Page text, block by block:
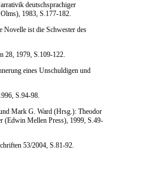
deutschsprachiger
1983, S.177-182.
Novelle ist die Schwester des
28, 1979, S.109-122.
eines Unschuldigen und
S.94-98.
Mark G. Ward (Hrsg.): Theodor
(Edwin Mellen Press), 1999, S.49-
53/2004, S.81-92.